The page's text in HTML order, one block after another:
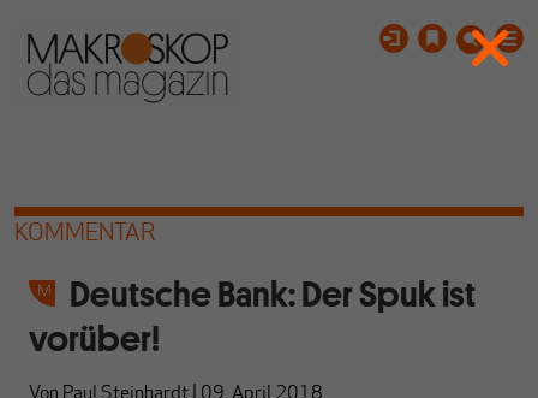
KOMMENTAR
Deutsche Bank: Der Spuk ist
vorüber!